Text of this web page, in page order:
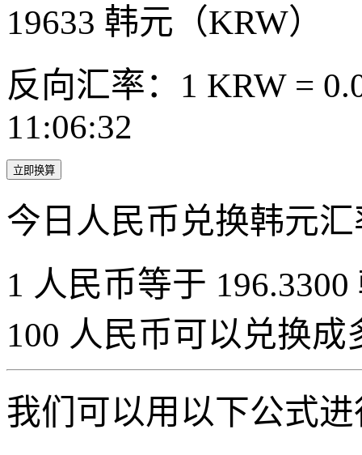
19633 韩元（KRW）
反向汇率：1 KRW =
11:06:32
立即换算
今日人民币兑换韩元
1 人民币等于
100 人民币可以兑换成
我们可以用以下公式